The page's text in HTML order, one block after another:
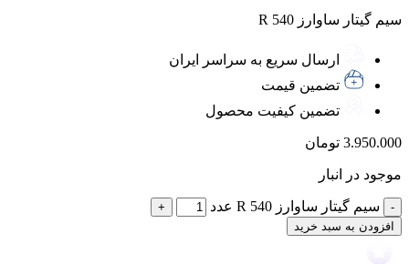
سیم گیتار ساوارز 540 R
ارسال سریع به سراسر ایران
تضمین قیمت
تضمین کیفیت محصول
3.950.000 تومان
موجود در انبار
سیم گیتار ساوارز 540 R عدد
افزودن به سبد خرید